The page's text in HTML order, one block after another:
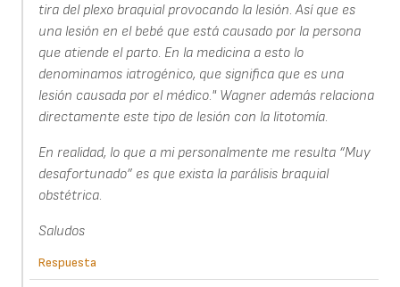
tira del plexo braquial provocando la lesión. Así que es
una lesión en el bebé que está causado por la persona
que atiende el parto. En la medicina a esto lo
denominamos iatrogénico, que significa que es una
lesión causada por el médico." Wagner además relaciona
directamente este tipo de lesión con la litotomía.
En realidad, lo que a mi personalmente me resulta “Muy
desafortunado” es que exista la parálisis braquial
obstétrica.
Saludos
Respuesta